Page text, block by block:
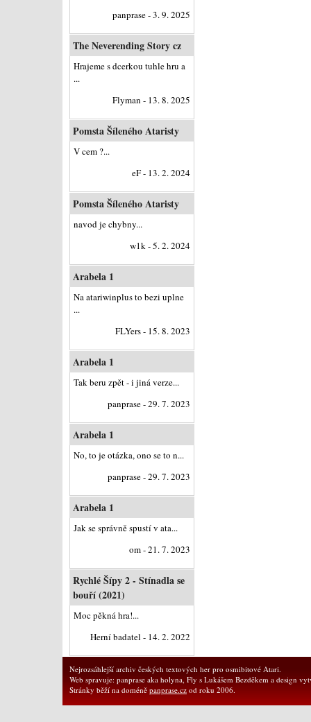
panprase - 3. 9. 2025
The Neverending Story cz
Hrajeme s dcerkou tuhle hru a
...
Flyman - 13. 8. 2025
Pomsta Šíleného Ataristy
V cem ?...
eF - 13. 2. 2024
Pomsta Šíleného Ataristy
navod je chybny...
w1k - 5. 2. 2024
Arabela 1
Na atariwinplus to bezi uplne
...
FLYers - 15. 8. 2023
Arabela 1
Tak beru zpět - i jiná verze...
panprase - 29. 7. 2023
Arabela 1
No, to je otázka, ono se to n...
panprase - 29. 7. 2023
Arabela 1
Jak se správně spustí v ata...
om - 21. 7. 2023
Rychlé Šípy 2 - Stínadla se
bouří (2021)
Moc pěkná hra!...
Herní badatel - 14. 2. 2022
Nejrozsáhlejší archiv českých textových her pro osmibitové Atari.
Web spravuje: panprase aka holyna, Fly s Lukášem Bezděkem a design
Stránky běží na doméně panprase.cz od roku 2006.